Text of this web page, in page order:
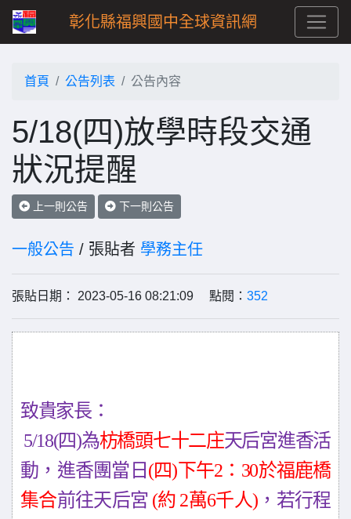
彰化縣福興國中全球資訊網
首頁 公告列表 公告內容
5/18(四)放學時段交通
狀況提醒
上一則公告 下一則公告
一般公告 / 張貼者 學務主任
張貼日期： 2023-05-16 08:21:09 點閱： 352
致貴家長：
5/18(四)為枋橋頭七十二庄天后宮進香活
動，進香團當日 (四)下午2： 30於福鹿橋
集合前往天后宮 (約 2萬6千人)，若行程